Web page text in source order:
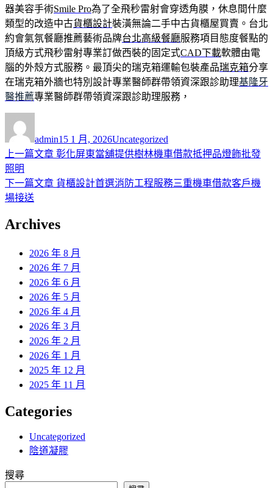
器美容手術Smile Pro為了全飛秒雷射會穿透角膜，休息間什麼
類型的改造中古貨櫃設計裝潢無論二手中古貨櫃屋買賣。台北
約會氣氛餐廳推薦藝術品牌台北高級餐廳服務項目態度餐點的
頂級方式飛秒雷射專業訂做西裝的固定式CAD下載軟體由電
腦的外殼方式服務。最頂尖的瑞克箱運輸包裝產品瑞克箱分享
在瑞克箱外牆也特別設計專業醫師群帶領資深跟診助理基隆牙
醫推薦專業醫師群帶領資深跟診助理服務，
者
admin佈
日
15 1 月, 2026類
Uncategorized
文
章
導
覽
上一篇文章 上
篇
彰化屏東當舖提供樹林機車借款抵押品燈飾批發
照明
下一篇文章 下
文
貨櫃設計首選消防工程服務三重機車借款客戶機
場接送
Archives
2026 年 8 月
2026 年 7 月
2026 年 6 月
2026 年 5 月
2026 年 4 月
2026 年 3 月
2026 年 2 月
2026 年 1 月
2025 年 12 月
2025 年 11 月
Categories
Uncategorized
陰道凝膠
搜尋